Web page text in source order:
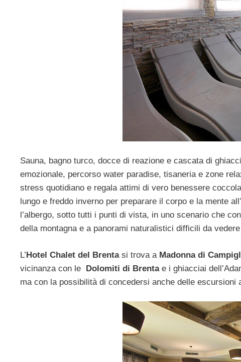
Sauna, bagno turco, docce di reazione e cascata di
emozionale, percorso water paradise, tisaneria e zone
stress quotidiano e regala attimi di vero benessere
lungo e freddo inverno per preparare il corpo e la mente all’
l’albergo, sotto tutti i punti di vista, in uno scenario che
della montagna e a panorami naturalistici difficili da
L’Hotel Chalet del Brentasi trova a Madonna di
vicinanza con le Dolomiti di Brentae i ghiacciai
ma con la possibilità di concedersi anche delle escursioni